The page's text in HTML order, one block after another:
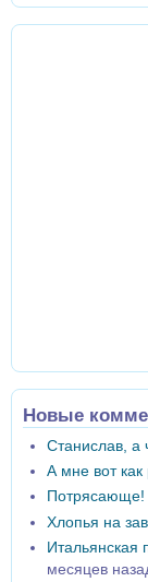
Новые
Станислав, а
А мне вот как
Потрясающе!
Хлопья на
Итальянская
месяцев